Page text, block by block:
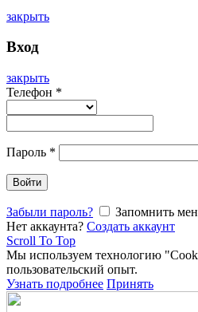
закрыть
Вход
закрыть
Телефон *
Пароль *
Войти
Забыли пароль?
Запомнить
Нет аккаунта? Создать аккаунт
Scroll To Top
Мы используем технологию
пользовательский опыт.
Узнать подробнее Принять